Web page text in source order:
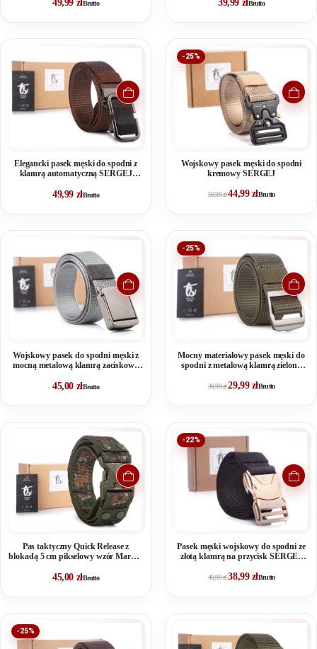
49,99 złBrutto 39,99 złBrutto
Elegancki pasek męski do spodni z
klamrą automatyczną SERGEJ
49,99 złBrutto
-25%
Wojskowy pasek męski do spodni
kremowy SERGEJ
59,99zł44,99 złBrutto
Wojskowy pasek do spodni męski z
mocną metalową klamrą zaciskową
45,00 złBrutto
-25%
Mocny materiałowy pasek męski do
spodni z metalową klamrą zielony
39,99zł29,99 złBrutto
Pas taktyczny Quick Release z
blokadą 5 cm pikselowy wzór Marpat
45,00 złBrutto
-22%
Pasek męski wojskowy do spodni ze
złotą klamrą na przycisk SERGEJ
49,99zł38,99 złBrutto
-25%